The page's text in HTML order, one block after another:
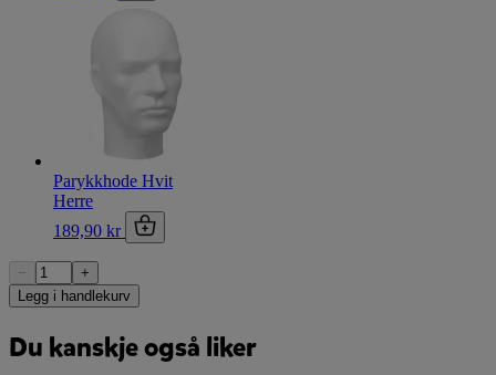
Parykkhode Hvit
Herre
189,90 kr
−
+
Legg i handlekurv
Du kanskje også liker